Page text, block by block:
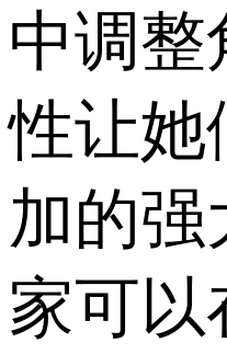
中调整
性让她
加的强
家可以